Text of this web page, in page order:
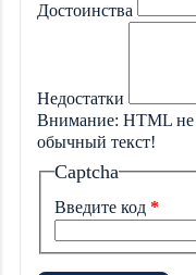
Достоинства
Недостатки
Внимание: HTML не
обычный текст!
Captcha
Введите код